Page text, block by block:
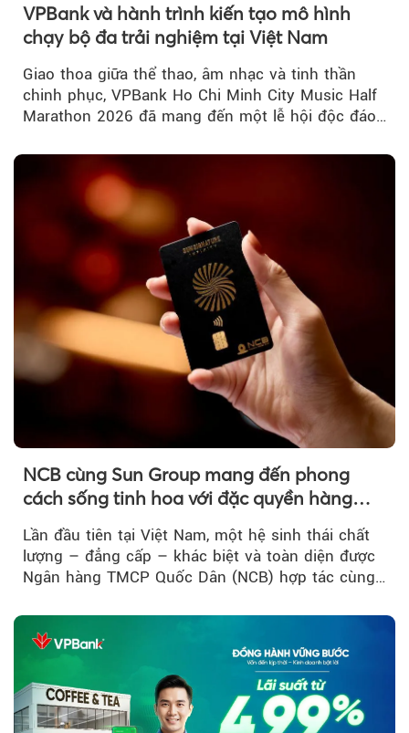
VPBank và hành trình kiến tạo mô hình
chạy bộ đa trải nghiệm tại Việt Nam
Giao thoa giữa thể thao, âm nhạc và tinh thần
chinh phục, VPBank Ho Chi Minh City Music Half
Marathon 2026 đã mang đến một lễ hội độc đáo
NCB cùng Sun Group mang đến phong
cách sống tinh hoa với đặc quyền hàng
đầu Việt Nam
Lần đầu tiên tại Việt Nam, một hệ sinh thái chất
lượng – đẳng cấp – khác biệt và toàn diện được
Ngân hàng TMCP Quốc Dân (NCB) hợp tác cùng